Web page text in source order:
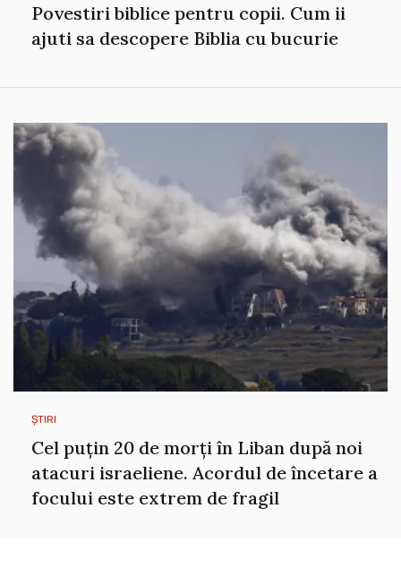
Povestiri biblice pentru copii. Cum ii
ajuti sa descopere Biblia cu bucurie
ȘTIRI
Cel puțin 20 de morți în Liban după noi
atacuri israeliene. Acordul de încetare a
focului este extrem de fragil